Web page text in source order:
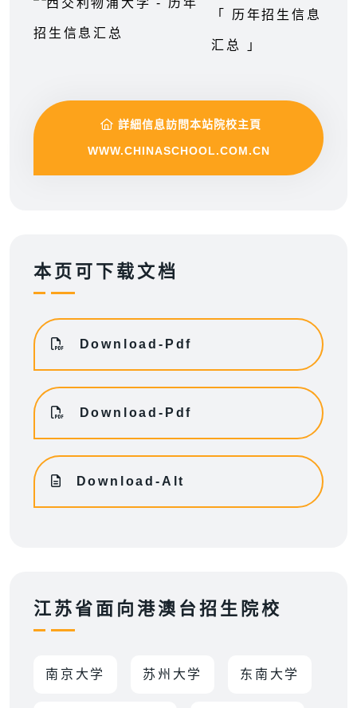
「 历年招生信息
汇总 」
詳細信息訪問本站院校主頁
WWW.CHINASCHOOL.COM.CN
本页可下载文档
Download-Pdf
Download-Pdf
Download-Alt
江苏省面向港澳台招生院校
南京大学 苏州大学 东南大学